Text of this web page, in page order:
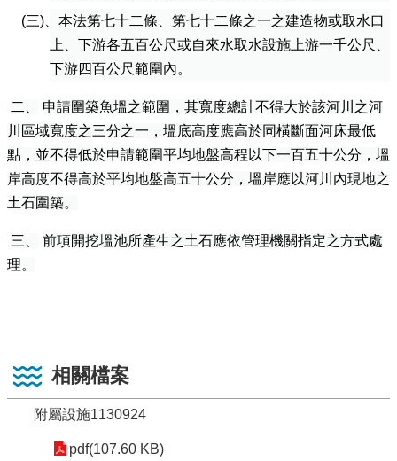
(三)、本法第七十二條、第七十二條之一之建造物或取水口
上、下游各五百公尺或自來水取水設施上游一千公尺、
下游四百公尺範圍內。
二、
申請圍築魚塭之範圍，其寬度總計不得大於該河川之河
川區域寬度之三分之一，塭底高度應高於同橫斷面河床最低
點，並不得低於申請範圍平均地盤高程以下一百五十公分，塭
岸高度不得高於平均地盤高五十公分，塭岸應以河川內現地之
土石圍築。
三、
前項開挖塭池所產生之土石應依管理機關指定之方式處
理。
相關檔案
附屬設施1130924
pdf(107.60 KB)